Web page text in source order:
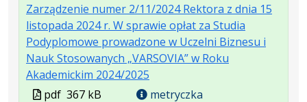
Zarządzenie numer 2/11/2024 Rektora z dnia 15
listopada 2024 r. W sprawie opłat za Studia
Podyplomowe prowadzone w Uczelni Biznesu i
Nauk Stosowanych „VARSOVIA” w Roku
Akademickim 2024/2025
Plik
Rozmiar
Otwiera
Plik
pdf 367 kB metryczka